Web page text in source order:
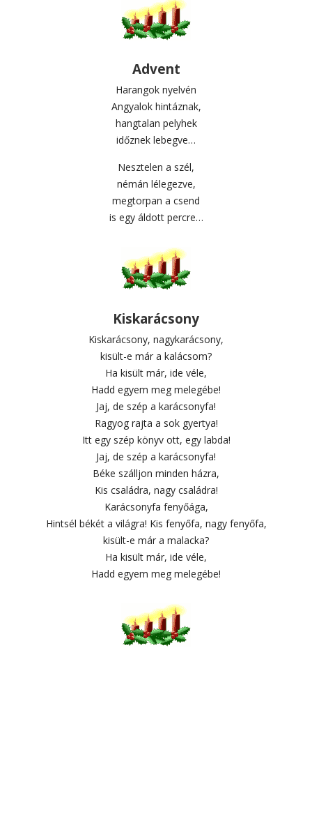
Advent
Harangok nyelvén
Angyalok hintáznak,
hangtalan pelyhek
időznek lebegve…
Nesztelen a szél,
némán lélegezve,
megtorpan a csend
is egy áldott percre…
Kiskarácsony
Kiskarácsony, nagykarácsony,
kisült-e már a kalácsom?
Ha kisült már, ide véle,
Hadd egyem meg melegébe!
Jaj, de szép a karácsonyfa!
Ragyog rajta a sok gyertya!
Itt egy szép könyv ott, egy labda!
Jaj, de szép a karácsonyfa!
Béke szálljon minden házra,
Kis családra, nagy családra!
Karácsonyfa fenyőága,
Hintsél békét a világra! Kis fenyőfa, nagy fenyőfa,
kisült-e már a malacka?
Ha kisült már, ide véle,
Hadd egyem meg melegébe!